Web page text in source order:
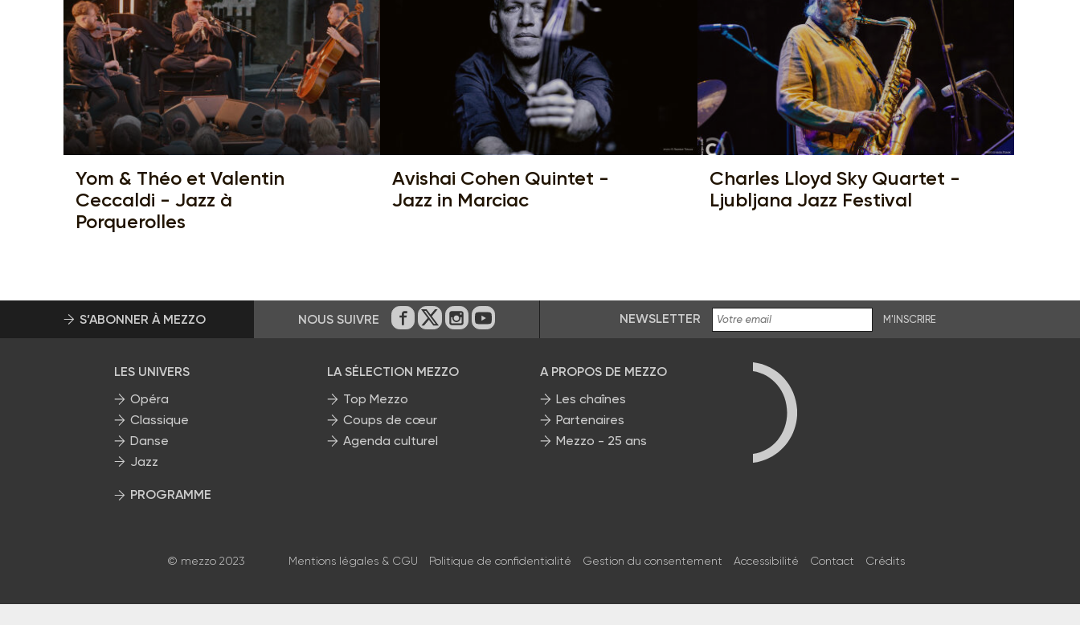
Yom & Théo et Valentin
Ceccaldi - Jazz à
Porquerolles
Avishai Cohen Quintet -
Jazz in Marciac
Charles Lloyd Sky Quartet -
Ljubljana Jazz Festival
S’ABONNER À MEZZO NOUS SUIVRE Sur Facebook
Sur Twitter
Sur Instagram
Sur Youtube NEWSLETTER M'INSCRIRE
LES UNIVERS
Opéra
Classique
Danse
Jazz
PROGRAMME
LA SÉLECTION MEZZO
Top Mezzo
Coups de cœur
Agenda culturel
A PROPOS DE MEZZO
Les chaînes
Partenaires
Mezzo - 25 ans
© mezzo 2023 Mentions légales & CGU Politique de confidentialité Gestion du consentement Accessibilité Contact Crédits